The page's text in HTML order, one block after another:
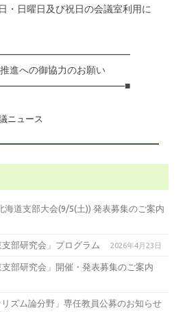
日曜日及び祝日の会議室利用に
進への御協力のお願い
ニュース
海道支部大会(9/5(土)) 発表募集のご案内
支部研究会」プログラム 2026年4月23日
支部研究会」開催・発表募集のご案内
ズム論分野」専任教員公募のお知らせ